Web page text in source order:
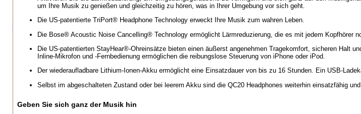
um Ihre Musik zu genießen und gleichzeitig zu hören, was in Ihrer Umgebung vor sich geht.
Die US-patentierte TriPort® Headphone Technology erweckt Ihre Musik zum wahren Leben.
Die Bose® Acoustic Noise Cancelling® Technology ermöglicht Lärmreduzierung, die es mit jedem Kopfhörer
Die US-patentierten StayHear®-Ohreinsätze bieten einen äußerst angenehmen Tragekomfort, sicheren Halt
Inline-Mikrofon und -Fernbedienung ermöglichen die reibungslose Steuerung von iPhone oder iPod.
Der wiederaufladbare Lithium-Ionen-Akku ermöglicht eine Einsatzdauer von bis zu 16 Stunden. Ein USB-
Selbst im abgeschalteten Zustand oder bei leerem Akku sind die QC20 Headphones weiterhin einsatzfähig
Geben Sie sich ganz der Musik hin